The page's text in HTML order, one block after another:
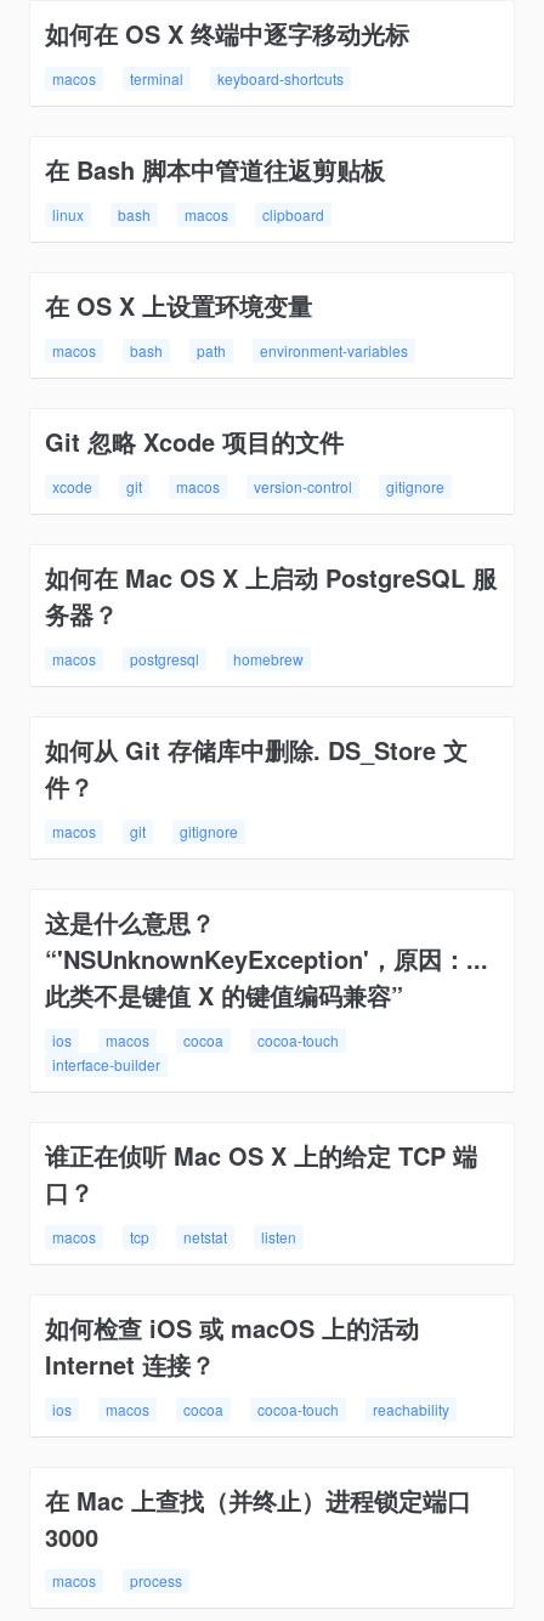
如何在 OS X 终端中逐字移动光标
macos terminal keyboard-shortcuts
在 Bash 脚本中管道往返剪贴板
linux bash macos clipboard
在 OS X 上设置环境变量
macos bash path environment-variables
Git 忽略 Xcode 项目的文件
xcode git macos version-control gitignore
如何在 Mac OS X 上启动 PostgreSQL 服
务器？
macos postgresql homebrew
如何从 Git 存储库中删除. DS_Store 文
件？
macos git gitignore
这是什么意思？
“'NSUnknownKeyException'，原因：...
此类不是键值 X 的键值编码兼容”
ios macos cocoa
cocoa-touch
interface-builder
谁正在侦听 Mac OS X 上的给定 TCP 端
口？
macos tcp netstat listen
如何检查 iOS 或 macOS 上的活动
Internet 连接？
ios macos cocoa cocoa-touch reachability
在 Mac 上查找（并终止）进程锁定端口
3000
macos process